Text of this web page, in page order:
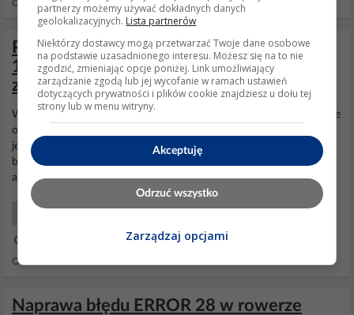
Odpowiedzi: 189 Wyświetleń: 465021
Passat B6 2008r. 170KM - Webasto
1K0815007CD - błąd 001408, zawór o
zbyt dużej rezystancji
Włącza się ochrona przed rozładowaniem akumulatora. I teraz dwie
opcje albo aku słaby albo gdzieś na zasilaniu
jest spadek
. Fajnie byłoby podejrzeć
zasilania w
blokach pomiarowych modułu webasto i porównać z tym na
akumulatorze.
Odpowiedzi: 1 Wyświetleń: 876
Naprawa błędu ERROR 28 w rowerze
partnerzy możemy używać dokładnych danych
geolokalizacyjnych. Lista partnerów
Niektórzy dostawcy mogą przetwarzać Twoje dane osobowe
na podstawie uzasadnionego interesu. Możesz się na to nie
zgodzić, zmieniając opcje poniżej. Link umożliwiający
zarządzanie zgodą lub jej wycofanie w ramach ustawień
dotyczących prywatności i plików cookie znajdziesz u dołu tej
strony lub w menu witryny.
Akceptuję
Odrzuć wszystko
Zarządzaj opcjami